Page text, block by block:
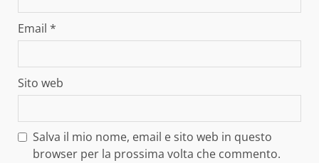
Email *
Sito web
Salva il mio nome, email e sito web in questo
browser per la prossima volta che commento.